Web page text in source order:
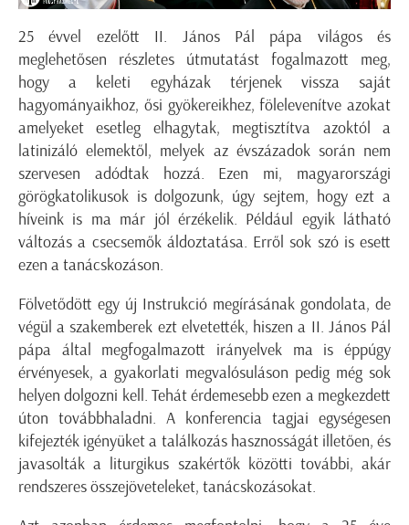
25 évvel ezelőtt II. János Pál pápa világos és
meglehetősen részletes útmutatást fogalmazott meg,
hogy a keleti egyházak térjenek vissza saját
hagyományaikhoz, ősi gyökereikhez, fölelevenítve azokat
amelyeket esetleg elhagytak, megtisztítva azoktól a
latinizáló elemektől, melyek az évszázadok során nem
szervesen adódtak hozzá. Ezen mi, magyarországi
görögkatolikusok is dolgozunk, úgy sejtem, hogy ezt a
híveink is ma már jól érzékelik. Például egyik látható
változás a csecsemők áldoztatása. Erről sok szó is esett
ezen a tanácskozáson.
Fölvetődött egy új Instrukció megírásának gondolata, de
végül a szakemberek ezt elvetették, hiszen a II. János Pál
pápa által megfogalmazott irányelvek ma is éppúgy
érvényesek, a gyakorlati megvalósuláson pedig még sok
helyen dolgozni kell. Tehát érdemesebb ezen a megkezdett
úton továbbhaladni. A konferencia tagjai egységesen
kifejezték igényüket a találkozás hasznosságát illetően, és
javasolták a liturgikus szakértők közötti további, akár
rendszeres összejöveteleket, tanácskozásokat.